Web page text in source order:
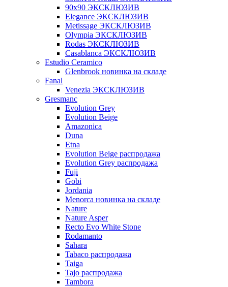
90x90 ЭКСКЛЮЗИВ
Elegance ЭКСКЛЮЗИВ
Metissage ЭКСКЛЮЗИВ
Olympia ЭКСКЛЮЗИВ
Rodas ЭКСКЛЮЗИВ
Сasablanca ЭКСКЛЮЗИВ
Estudio Ceramico
Glenbrook новинка на складе
Fanal
Venezia ЭКСКЛЮЗИВ
Gresmanc
Evolution Grey
Evolution Beige
Amazonica
Duna
Etna
Evolution Beige распродажа
Evolution Grey распродажа
Fuji
Gobi
Jordania
Menorca новинка на складе
Nature
Nature Asper
Recto Evo White Stone
Rodamanto
Sahara
Tabaco распродажа
Taiga
Tajo распродажа
Tambora